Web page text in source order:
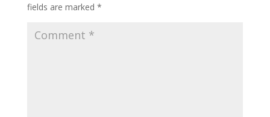
fields are marked *